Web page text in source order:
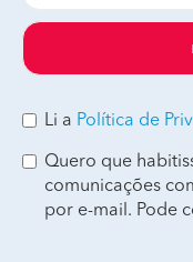
Li a Política de
Quero que
comunicações
por e-mail. Pode